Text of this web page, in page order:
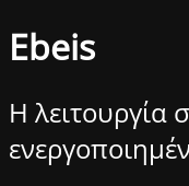
Ebeis
Η λειτουργία